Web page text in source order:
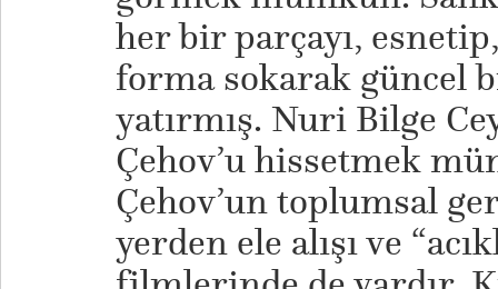
her bir parçayı,
forma sokarak güncel
yatırmış. Nuri Bilge
Çehov’u hissetmek
Çehov’un toplumsal
yerden ele alışı ve